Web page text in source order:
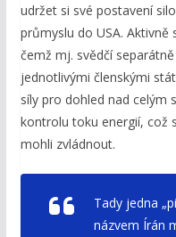
udržet si své postavení
průmyslu do USA.
čemž mj. svědčí
jednotlivými členskými
síly pro dohled nad celým
kontrolu toku energií, což
mohli zvládnout.
Tady jedna
názvem Írán